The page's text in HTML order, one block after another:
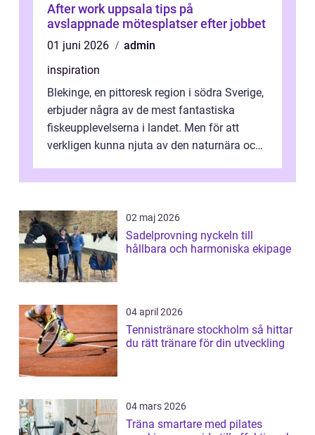
After work uppsala tips på
avslappnade mötesplatser efter jobbet
01 juni 2026
admin
inspiration
Blekinge, en pittoresk region i södra Sverige,
erbjuder några av de mest fantastiska
fiskeupplevelserna i landet. Men för att
verkligen kunna njuta av den naturnära och
02 maj 2026
Sadelprovning nyckeln till
hållbara och harmoniska ekipage
04 april 2026
Tennistränare stockholm så hittar
du rätt tränare för din utveckling
04 mars 2026
Träna smartare med pilates